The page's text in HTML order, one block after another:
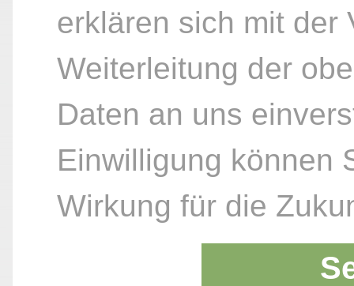
erklären sich mit der
Weiterleitung der
Daten an uns
Einwilligung können
Wirkung für die